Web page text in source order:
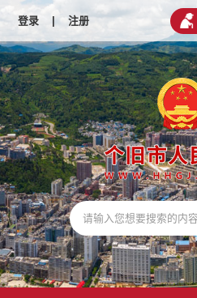
登录 | 注册